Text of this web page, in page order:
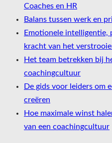
Coaches en HR
Balans tussen werk en
Emotionele intelligentie,
kracht van het
Het team betrekken bij
coachingcultuur
De gids voor leiders om
creëren
Hoe maximale winst
van een coachingcultuur